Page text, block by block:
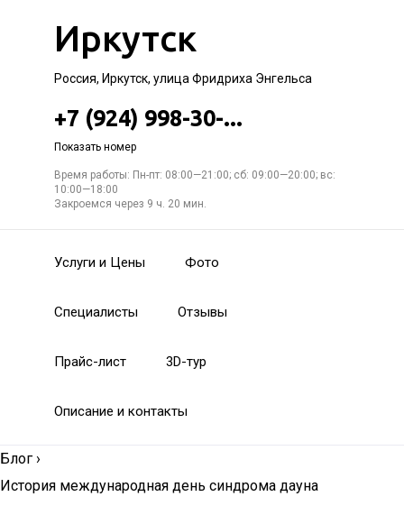
Иркутск
Россия, Иркутск, улица Фридриха Энгельса
+7 (924) 998-30-...
Показать номер
Время работы: Пн-пт: 08:00—21:00; сб: 09:00—20:00; вс:
10:00—18:00
Закроемся через 9 ч. 20 мин.
Услуги и Цены Фото
Специалисты Отзывы
Прайс-лист 3D-тур
Описание и контакты
Блог ›
История международная день синдрома дауна